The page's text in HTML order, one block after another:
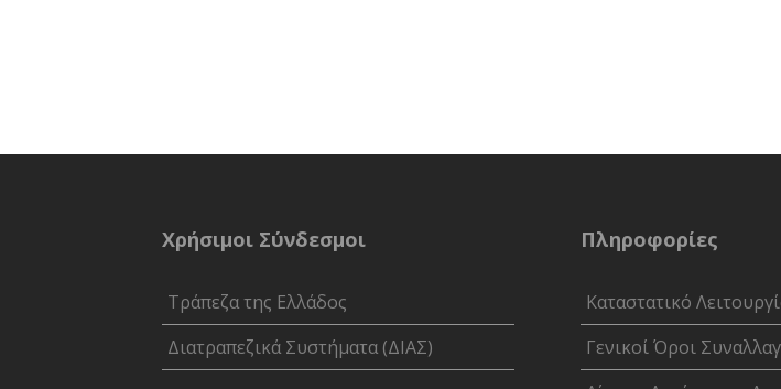
Χρήσιμοι Σύνδεσμοι
Τράπεζα της Ελλάδος
Διατραπεζικά Συστήματα (ΔΙΑΣ)
Πληροφορίες
Καταστατικό
Γενικοί Όροι